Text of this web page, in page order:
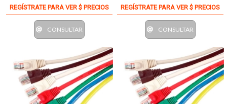
REGÍSTRATE PARA VER $ PRECIOS
CONSULTAR
REGÍSTRATE PARA VER $ PRECIOS
CONSULTAR